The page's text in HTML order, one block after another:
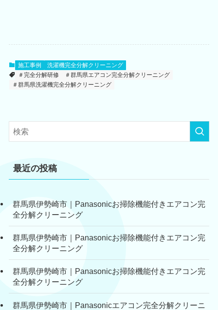
施工事例
洗濯機完全分解クリーニング
＃完全分解研修
＃群馬県エアコン完全分解クリーニング
＃群馬県洗濯機完全分解クリーニング
最近の投稿
群馬県伊勢崎市｜Panasonicお掃除機能付きエアコン完
全分解クリーニング
群馬県伊勢崎市｜Panasonicお掃除機能付きエアコン完
全分解クリーニング
群馬県伊勢崎市｜Panasonicお掃除機能付きエアコン完
全分解クリーニング
群馬県伊勢崎市｜Panasonicエアコン完全分解クリーニ